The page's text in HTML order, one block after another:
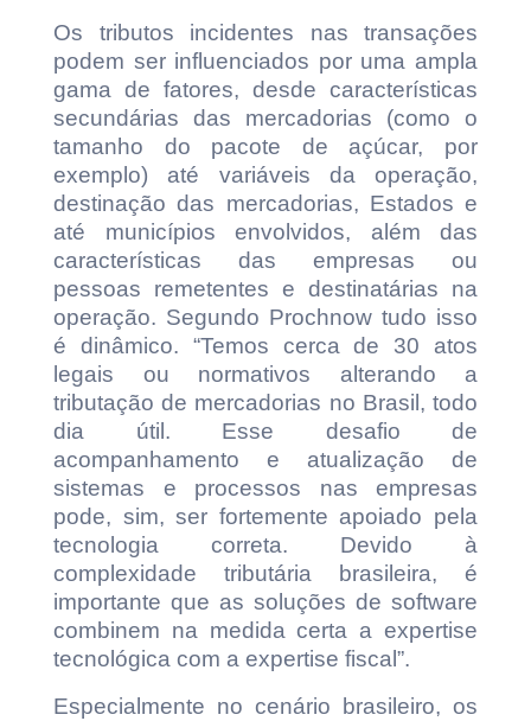
Os tributos incidentes nas transações
podem ser influenciados por uma ampla
gama de fatores, desde características
secundárias das mercadorias (como o
tamanho do pacote de açúcar, por
exemplo) até variáveis da operação,
destinação das mercadorias, Estados e
até municípios envolvidos, além das
características das empresas ou
pessoas remetentes e destinatárias na
operação. Segundo Prochnow tudo isso
é dinâmico. “Temos cerca de 30 atos
legais ou normativos alterando a
tributação de mercadorias no Brasil, todo
dia útil. Esse desafio de
acompanhamento e atualização de
sistemas e processos nas empresas
pode, sim, ser fortemente apoiado pela
tecnologia correta. Devido à
complexidade tributária brasileira, é
importante que as soluções de software
combinem na medida certa a expertise
tecnológica com a expertise fiscal”.
Especialmente no cenário brasileiro, os